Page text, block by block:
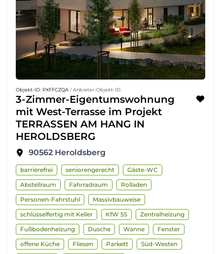
Objekt-ID: PXFFCZQA / Anbieter-Objekt-ID:
3-Zimmer-Eigentumswohnung
mit West-Terrasse im Projekt
TERRASSEN AM HANG IN
HEROLDSBERG
90562 Heroldsberg
barrierefrei seniorengerecht
Gäste-WC
Abstellraum
Fahrradraum
Rolladen
Personen-Fahrstuhl
Massivbauweise
schlüsselfertig mit Keller
KfW 55
Zentralheizung
Fußbodenheizung
Dusche Wanne
Fenster
offene Küche
Fliesen Parkett
Süd-Westen